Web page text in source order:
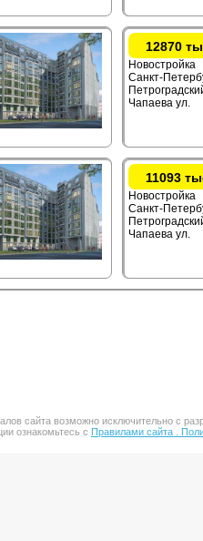
12870
Новостройка
Санкт-
Чапаева ул.
11093
Новостройка
Санкт-
Чапаева ул.
сайта возможно исключительно с
ознакомьтесь с Правилами сайта .